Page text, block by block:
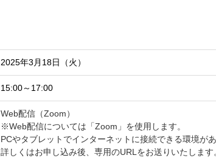
2025年3月18日（火）
15:00～17:00
Web配信（Zoom）
※Web配信については「Zoom」を使用します。
PCやタブレットでインターネットに接続できる環境が
詳しくはお申し込み後、専用のURLをお送りいたします